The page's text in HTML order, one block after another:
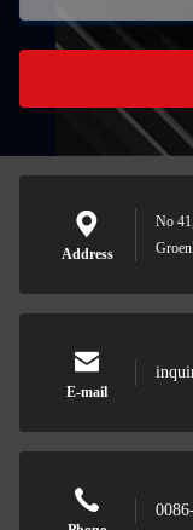
Address
No
E-mail